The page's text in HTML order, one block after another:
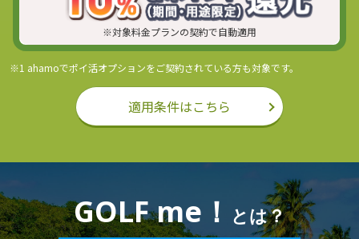
※対象料金プランの契約で自動適用
※1 ahamoでポイ活オプションをご契約されている方も対象です。
適用条件はこちら
GOLF me！ とは？